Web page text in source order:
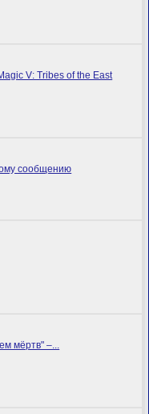
V: Tribes of the East
мёртв" –...